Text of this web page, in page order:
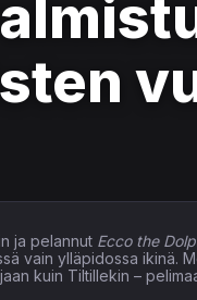
ja pelannut Ecco the
vain ylläpidossa ikinä.
kuin Tiltillekin –